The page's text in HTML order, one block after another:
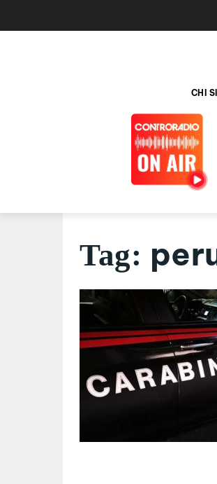
CHI
Tag: